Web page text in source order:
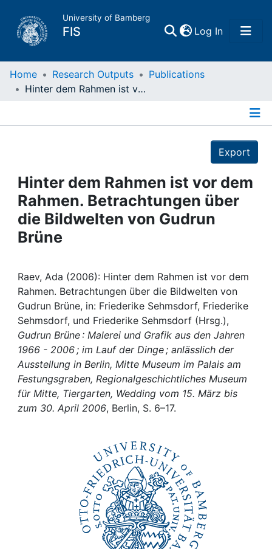
University of Bamberg
FIS Log In(current)
Home
Projects
People
Institutions
Awards
My FIS
Help
Home Research Outputs
Publications
Hinter dem Rahmen ist vor dem Rahmen. Betrachtungen über die Bildwelten von Gudrun Brüne
Export
Hinter dem Rahmen ist vor dem
Rahmen. Betrachtungen über
die Bildwelten von Gudrun
Brüne
Raev, Ada (2006): Hinter dem Rahmen ist vor dem
Rahmen. Betrachtungen über die Bildwelten von
Gudrun Brüne, in: Friederike Sehmsdorf, Friederike
Sehmsdorf, und Friederike Sehmsdorf (Hrsg.),
Gudrun Brüne : Malerei und Grafik aus den Jahren
1966 - 2006 ; im Lauf der Dinge ; anlässlich der
Ausstellung in Berlin, Mitte Museum im Palais am
Festungsgraben, Regionalgeschichtliches Museum
für Mitte, Tiergarten, Wedding vom 15. März bis
zum 30. April 2006, Berlin, S. 6–17.